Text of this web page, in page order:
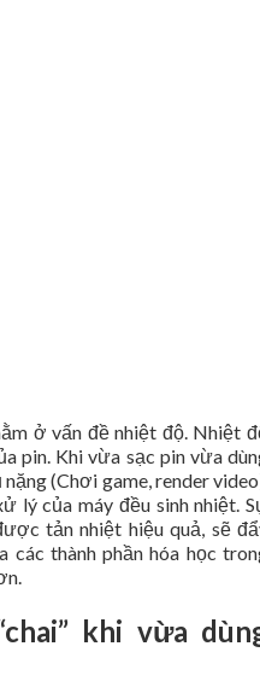
ở vấn đề nhiệt độ. Nhiệt
pin. Khi vừa sạc pin vừa
(Chơi game, render
lý của máy đều sinh nhiệt.
tản nhiệt hiệu quả, sẽ
các thành phần hóa học
khi vừa